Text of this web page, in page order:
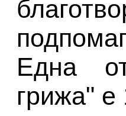
Една
грижа"